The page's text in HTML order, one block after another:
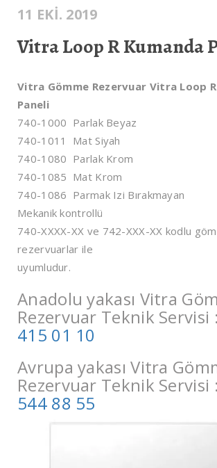
11 EKI. 2019
Vitra Loop R Kumanda
Vitra Gömme Rezervuar Vitra Loop
Paneli
740-1000 Parlak Beyaz
740-1011 Mat Siyah
740-1080 Parlak Krom
740-1085 Mat Krom
740-1086 Parmak Izi Bırakmayan
Mekanik kontrollü
740-XXXX-XX ve 742-XXX-XX kodlu
rezervuarlar ile
uyumludur.
Anadolu yakası Vitra
Rezervuar Teknik Servisi :
415 01 10
Avrupa yakası Vitra
Rezervuar Teknik Servisi :
544 88 55